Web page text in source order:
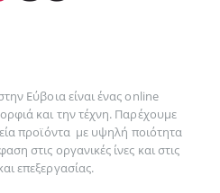
Εύβοια είναι ένας online
και τηντέχνη. Παρέχουμε
προϊόντα με υψηλή ποιότητα
στις οργανικές ίνες και στις
επεξεργασίας.